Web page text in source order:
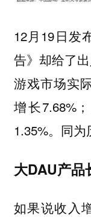
12月19日发
告》却给了
游戏市场实
增长7.68%
1.35%。同为
大DAU产品
如果说收入